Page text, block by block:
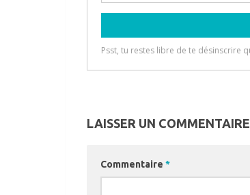
LAISSER UN COMMENTAIRE
Commentaire *